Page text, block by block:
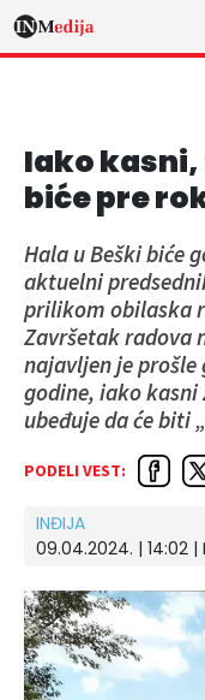
Iako
biće pre
Hala u Beški biće
aktuelni
prilikom obilaska
Završetak radova
najavljen je prošle
godine, iako
ubeđuje da će biti
PODELI VEST:
INĐIJA
09.04.2024. | 14:02 |